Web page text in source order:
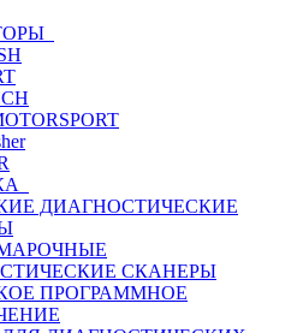
ДИАГНОСТИЧЕСКИЕ
СКАНЕРЫ
ПРОГРАММНОЕ